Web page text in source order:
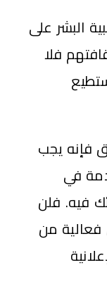
البشر على
فلا
فإنه يجب
في
فيه. فلن
من